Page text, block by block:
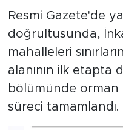
Resmi Gazete'de
doğrultusunda,
mahalleleri
alanının ilk etapta
bölümünde orman
süreci tamamlandı.